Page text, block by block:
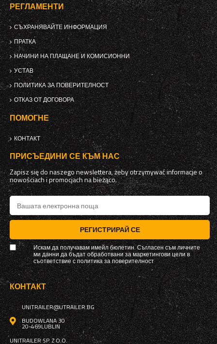
РЕГЛАМЕНТИ
СЪХРАНЯВАЙТЕ ИНФОРМАЦИЯ
ПРАТКА
НАЧИНИ НА ПЛАЩАНЕ И КОМИСИОННИ
УСТАВ
ПОЛИТИКА ЗА ПОВЕРИТЕЛНОСТ
ОТКАЗ ОТ ДОГОВОРА
ПОМОГНЕ
КОНТАКТ
ПРИСЪЕДИНИ СЕ КЪМ НАС
Zapisz się do naszego newslettera, żeby otrzymywać informacje o
nowościach i promocjach na bieżąco.
РЕГИСТРИРАЙ СЕ
Искам да получавам имейл бюлетин. Съгласен съм личните
ми данни да бъдат обработвани за маркетингови цели в
съответствие сполитика за поверителност
КОНТАКТ
UNITRAILER@UTRAILER.BG
BUDOWLANA 30
20-469LUBLIN
UNITRAILER SP. Z O.O.